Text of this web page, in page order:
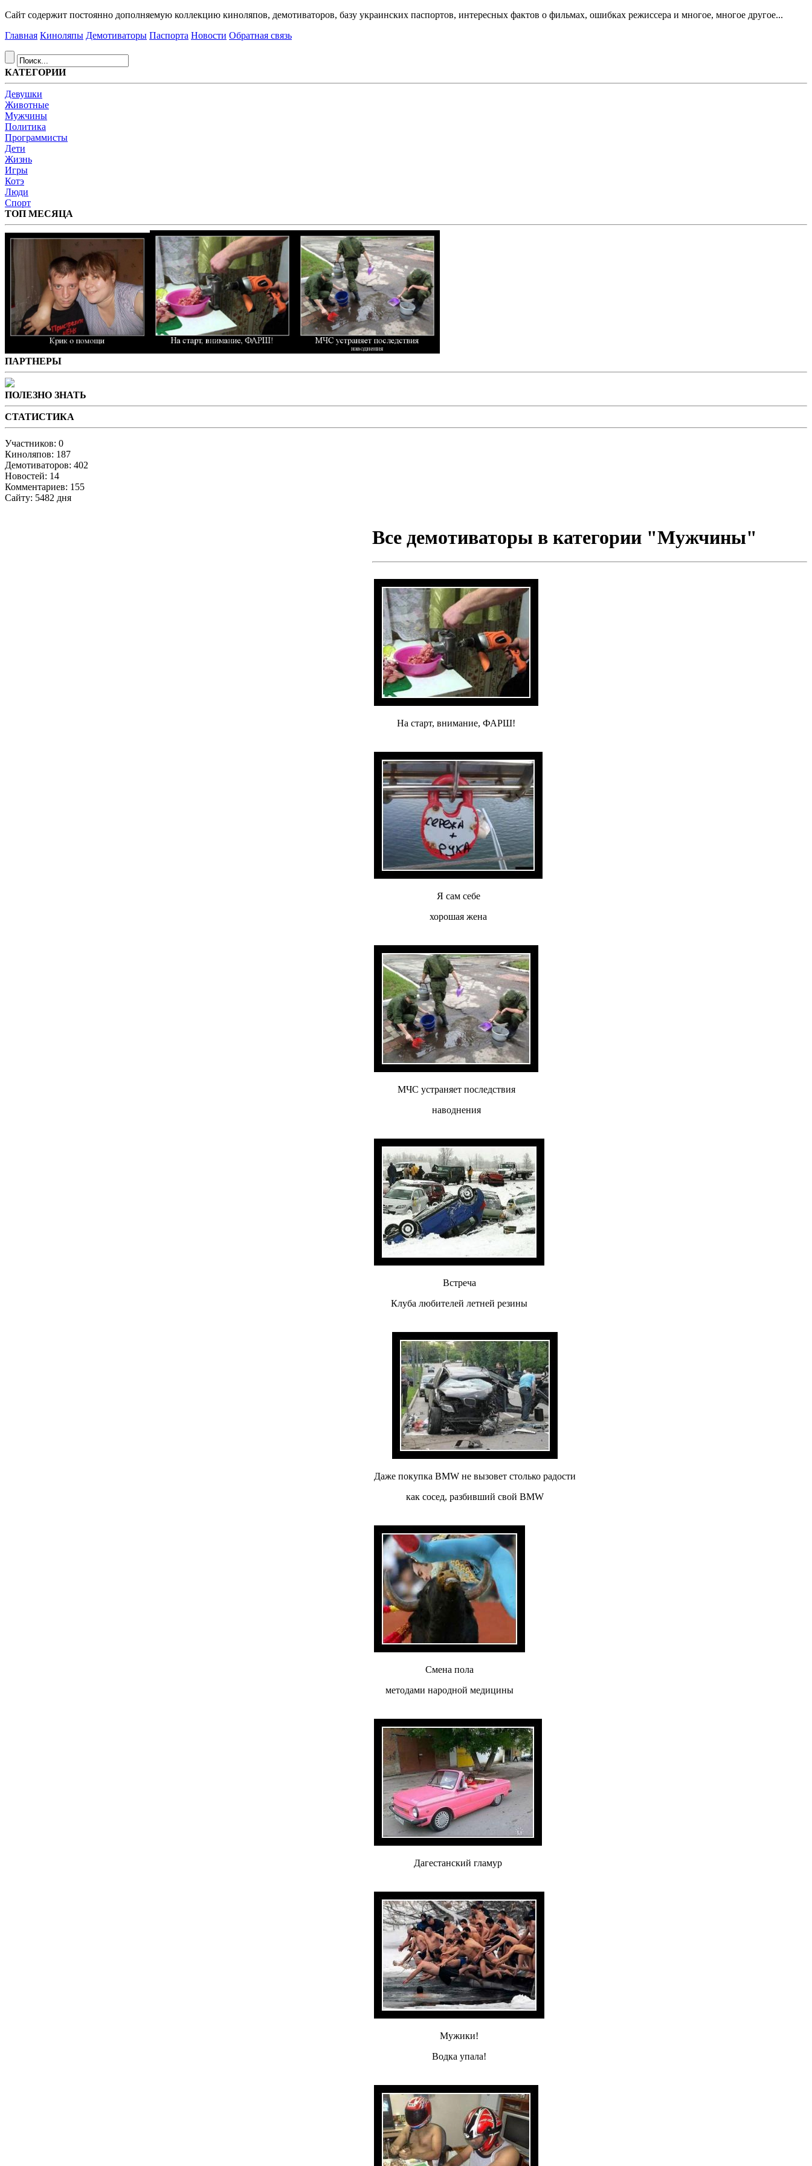
Сайт содержит постоянно дополняемую коллекцию киноляпов, демотиваторов, базу украинских паспортов, интересных фактов о фильмах, ошибках режиссера и многое, многое другое...
Главная Киноляпы Демотиваторы Паспорта Новости Обратная связь
КАТЕГОРИИ
Девушки
Животные
Мужчины
Политика
Программисты
Дети
Жизнь
Игры
Котэ
Люди
Спорт
ТОП МЕСЯЦА
ПАРТНЕРЫ
ПОЛЕЗНО ЗНАТЬ
СТАТИСТИКА
Участников: 0
Киноляпов: 187
Демотиваторов: 402
Новостей: 14
Комментариев: 155
Сайту: 5482 дня
Все демотиваторы в категории "Мужчины"
На старт, внимание, ФАРШ!
Я сам себе
хорошая жена
МЧС устраняет последствия
наводнения
Встреча
Клуба любителей летней резины
Даже покупка BMW не вызовет столько радости
как сосед, разбивший свой BMW
Смена пола
методами народной медицины
Дагестанский гламур
Мужики!
Водка упала!